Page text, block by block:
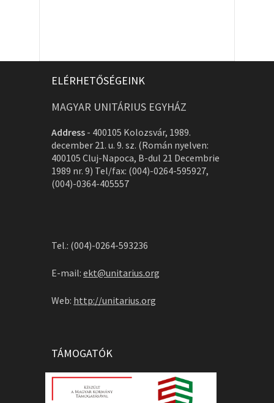
ELÉRHETŐSÉGEINK
MAGYAR UNITÁRIUS EGYHÁZ
Address - 400105 Kolozsvár, 1989.
december 21. u. 9. sz. (Román nyelven:
400105 Cluj-Napoca, B-dul 21 Decembrie
1989 nr. 9) Tel/fax: (004)-0264-595927,
(004)-0364-405557
Tel.: (004)-0264-593236
E-mail: ekt@unitarius.org
Web: http://unitarius.org
TÁMOGATÓK